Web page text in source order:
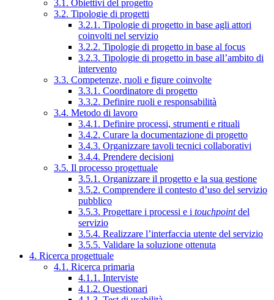
3.1. Obiettivi del progetto
3.2. Tipologie di progetti
3.2.1. Tipologie di progetto in base agli attori
coinvolti nel servizio
3.2.2. Tipologie di progetto in base al focus
3.2.3. Tipologie di progetto in base all’ambito di
intervento
3.3. Competenze, ruoli e figure coinvolte
3.3.1. Coordinatore di progetto
3.3.2. Definire ruoli e responsabilità
3.4. Metodo di lavoro
3.4.1. Definire processi, strumenti e rituali
3.4.2. Curare la documentazione di progetto
3.4.3. Organizzare tavoli tecnici collaborativi
3.4.4. Prendere decisioni
3.5. Il processo progettuale
3.5.1. Organizzare il progetto e la sua gestione
3.5.2. Comprendere il contesto d’uso del servizio
pubblico
3.5.3. Progettare i processi e i touchpointdel
servizio
3.5.4. Realizzare l’interfaccia utente del servizio
3.5.5. Validare la soluzione ottenuta
4. Ricerca progettuale
4.1. Ricerca primaria
4.1.1. Interviste
4.1.2. Questionari